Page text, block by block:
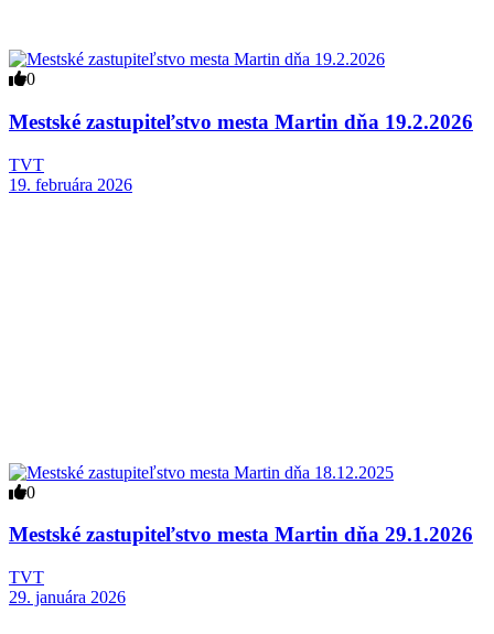
0
Mestské zastupiteľstvo mesta Martin dňa 19.2.2026
TVT
19. februára 2026
0
Mestské zastupiteľstvo mesta Martin dňa 29.1.2026
TVT
29. januára 2026